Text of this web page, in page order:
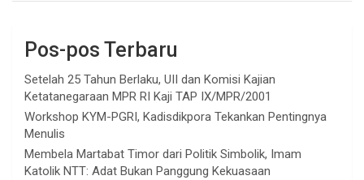
Pos-pos Terbaru
Setelah 25 Tahun Berlaku, UII dan Komisi Kajian
Ketatanegaraan MPR RI Kaji TAP IX/MPR/2001
Workshop KYM-PGRI, Kadisdikpora Tekankan Pentingnya
Menulis
Membela Martabat Timor dari Politik Simbolik, Imam
Katolik NTT: Adat Bukan Panggung Kekuasaan